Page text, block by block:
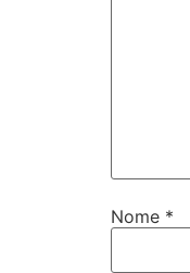
Nome *